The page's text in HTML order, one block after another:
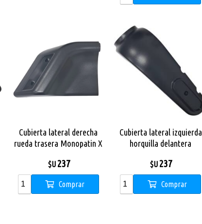
Cubierta lateral derecha
rueda trasera Monopatin X
$U237
Comprar
Cubierta lateral izquierda
horquilla delantera
$U237
Comprar